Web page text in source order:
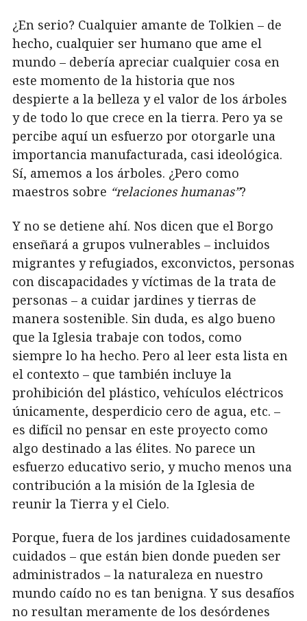
¿En serio? Cualquier amante de Tolkien – de
hecho, cualquier ser humano que ame el
mundo – debería apreciar cualquier cosa en
este momento de la historia que nos
despierte a la belleza y el valor de los árboles
y de todo lo que crece en la tierra. Pero ya se
percibe aquí un esfuerzo por otorgarle una
importancia manufacturada, casi ideológica.
Sí, amemos a los árboles. ¿Pero como
maestros sobre “relaciones humanas”?
Y no se detiene ahí. Nos dicen que el Borgo
enseñará a grupos vulnerables – incluidos
migrantes y refugiados, exconvictos, personas
con discapacidades y víctimas de la trata de
personas – a cuidar jardines y tierras de
manera sostenible. Sin duda, es algo bueno
que la Iglesia trabaje con todos, como
siempre lo ha hecho. Pero al leer esta lista en
el contexto – que también incluye la
prohibición del plástico, vehículos eléctricos
únicamente, desperdicio cero de agua, etc. –
es difícil no pensar en este proyecto como
algo destinado a las élites. No parece un
esfuerzo educativo serio, y mucho menos una
contribución a la misión de la Iglesia de
reunir la Tierra y el Cielo.
Porque, fuera de los jardines cuidadosamente
cuidados – que están bien donde pueden ser
administrados – la naturaleza en nuestro
mundo caído no es tan benigna. Y sus desafíos
no resultan meramente de los desórdenes